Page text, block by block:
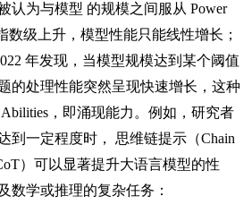
认为与模型 的规模之间服从 Power
数级上升，模型性能只能线性增长；
年发现，当模型规模达到某个阈值
的处理性能突然呈现快速增长，这种
，即涌现能力。例如，研究者
到一定程度时， 思维链提示（Chain
）可以显著提升大语言模型的性
数学或推理的复杂任务：